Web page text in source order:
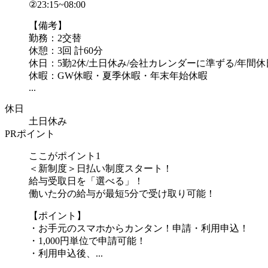
②23:15~08:00
【備考】
勤務：2交替
休憩：3回 計60分
休日：5勤2休/土日休み/会社カレンダーに準ずる/年間休
休暇：GW休暇・夏季休暇・年末年始休暇
...
休日
土日休み
PRポイント
ここがポイント1
＜新制度＞日払い制度スタート！
給与受取日を「選べる」！
働いた分の給与が最短5分で受け取り可能！
【ポイント】
・お手元のスマホからカンタン！申請・利用申込！
・1,000円単位で申請可能！
・利用申込後、...